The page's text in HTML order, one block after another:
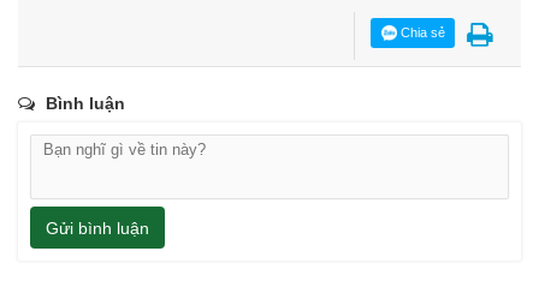
Chia sẻ
Bình luận
Gửi bình luận